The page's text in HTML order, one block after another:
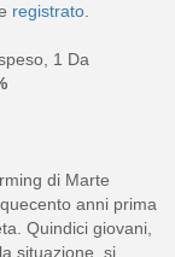
registrato.
1 Da
di Marte
anni prima
Quindici giovani,
situazione, si